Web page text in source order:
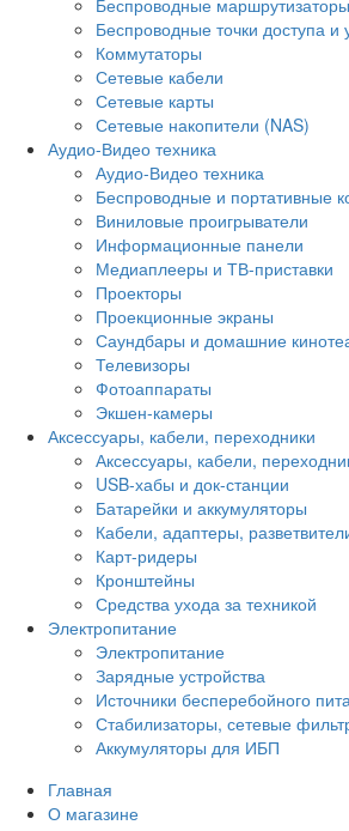
Беспроводные точки доступа и
Коммутаторы
Сетевые кабели
Сетевые карты
Сетевые накопители (NAS)
Аудио-Видео техника
Аудио-Видео техника
Беспроводные и портативные
Виниловые проигрыватели
Информационные панели
Медиаплееры и ТВ-приставки
Проекторы
Проекционные экраны
Саундбары и домашние
Телевизоры
Фотоаппараты
Экшен-камеры
Аксессуары, кабели, переходники
Аксессуары, кабели,
USB-хабы и док-станции
Батарейки и аккумуляторы
Кабели, адаптеры,
Карт-ридеры
Кронштейны
Средства ухода за техникой
Электропитание
Электропитание
Зарядные устройства
Источники бесперебойного
Стабилизаторы, сетевые
Аккумуляторы для ИБП
Главная
О магазине